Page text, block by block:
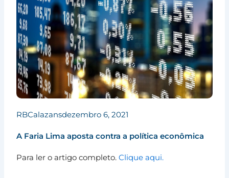
RBCalazansdezembro 6, 2021
A Faria Lima aposta contra a política econômica
Para ler o artigo completo.Clique aqui.